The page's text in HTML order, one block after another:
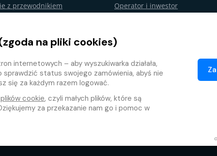
z przewodnikiem
od umowy
Operator i inwestor
Partnerski e-shop
na pliki cookies)
internetowych – aby wyszukiwarka działała,
sprawdzić status swojego zamówienia, abyś nie
się za każdym razem logować.
plików cookie, czyli małych plików, które są
za przekazanie nam go i pomoc w